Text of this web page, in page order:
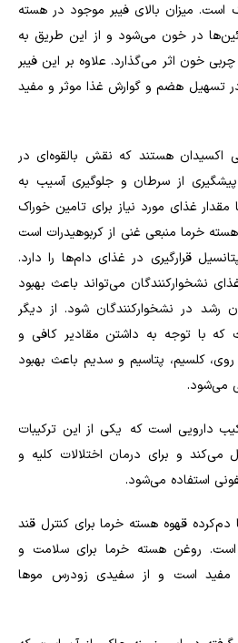
میزان بالای فیبر موجود در هسته‌
در خون می‌شود و از این طریق به
خون اثر می‌گذارد. علاوه بر این فیبر
تسهیل هضم و گوارش غذا موثر و مفید
اکسیدان هستند که نقش بالقوه‌ای در
پیشگیری از سرطان و جلوگیری آسیب به
مقدار غذای مورد نیاز برای تامین خوراک
خرما منبعی غنی از کربوهیدرات است
قرارگیری در غذای دام‌ها را دارد.
نشخوارکنندگان می‌تواند باعث بهبود
در نشخوارکنندگان شود. از دیگر
با توجه به داشتن مقادیر کافی و
کلسیم، پتاسیم و سدیم باعث بهبود
می‌شود.
دارویی است که یکی از این ترکیبات
می‌کند و برای درمان اختلالات کلیه و
استفاده می‌شود.
قهوه هسته‌ خرما برای کنترل قند
روغن هسته خرما برای سلامت و
مفید است و از سفیدی زودرس موها